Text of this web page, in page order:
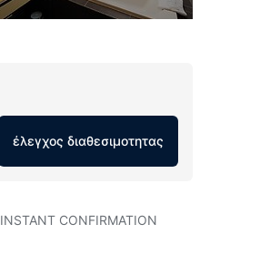
έλεγχος διαθεσιμοτητας
INSTANT CONFIRMATION